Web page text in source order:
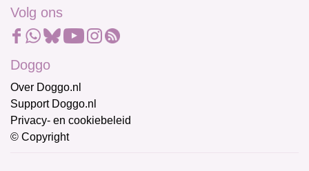
Volg ons
Doggo
Over Doggo.nl
Support Doggo.nl
Privacy- en cookiebeleid
© Copyright